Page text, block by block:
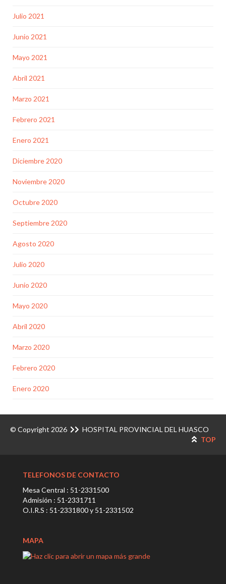
Julio 2021
Junio 2021
Mayo 2021
Abril 2021
Marzo 2021
Febrero 2021
Enero 2021
Diciembre 2020
Noviembre 2020
Octubre 2020
Septiembre 2020
Agosto 2020
Julio 2020
Junio 2020
Mayo 2020
Abril 2020
Marzo 2020
Febrero 2020
Enero 2020
© Copyright 2026
HOSPITAL PROVINCIAL DEL HUASCO
TOP
TELEFONOS DE CONTACTO
Mesa Central : 51-2331500
Admisión : 51-2331711
O.I.R.S : 51-2331800 y 51-2331502
MAPA